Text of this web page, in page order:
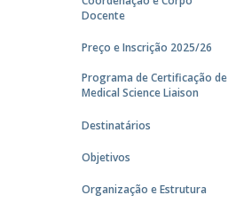
Docente
Preço e Inscrição 2025/26
Programa de Certificação de
Medical Science Liaison
Destinatários
Objetivos
Organização e Estrutura